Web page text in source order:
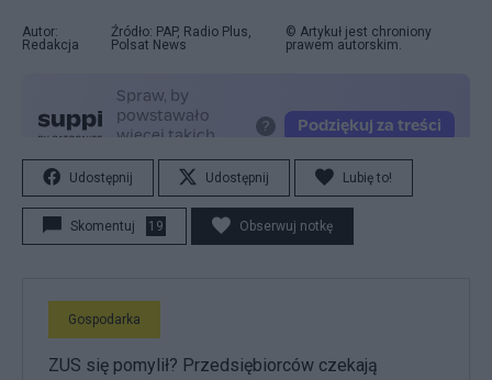
Autor:
Redakcja
Źródło: PAP, Radio Plus,
Polsat News
© Artykuł jest chroniony
prawem autorskim.
Udostępnij Udostępnij Lubię to!
Skomentuj 19 Obserwuj notkę
Gospodarka
ZUS się pomylił? Przedsiębiorców czekają